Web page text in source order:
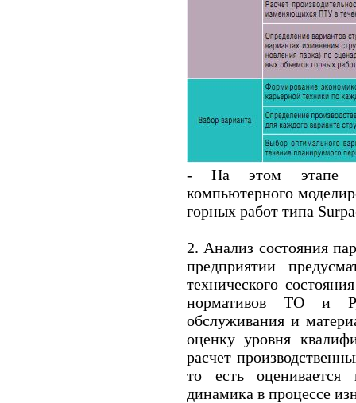
- На этом этапе
компьютерного
горных работ типа
2. Анализ состояния
предприятии
технического
нормативов ТО и Р,
обслуживания и
оценку уровня
расчет
то есть
динамика в процессе